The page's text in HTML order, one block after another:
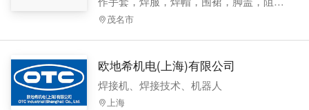
工作服等防护配件
茂名市
欧地希机电(上海)有限公司
焊接机、焊接技术、机器人
上海